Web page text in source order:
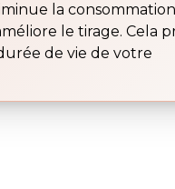
la
le tirage. Cela
de vie de votre